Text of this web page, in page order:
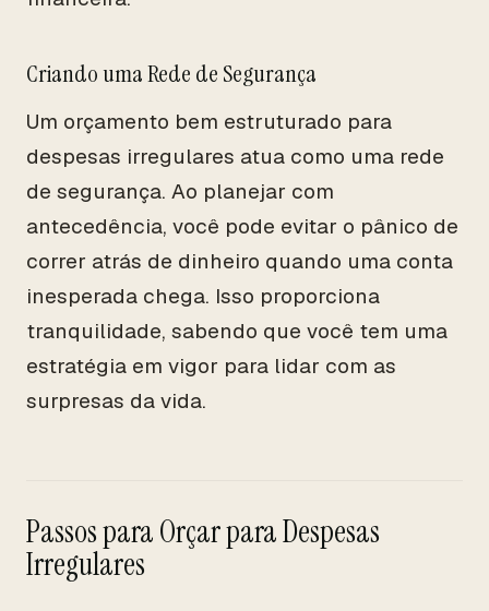
Criando uma Rede de Segurança
Um orçamento bem estruturado para
despesas irregulares atua como uma rede
de segurança. Ao planejar com
antecedência, você pode evitar o pânico de
correr atrás de dinheiro quando uma conta
inesperada chega. Isso proporciona
tranquilidade, sabendo que você tem uma
estratégia em vigor para lidar com as
surpresas da vida.
Passos para Orçar para Despesas
Irregulares